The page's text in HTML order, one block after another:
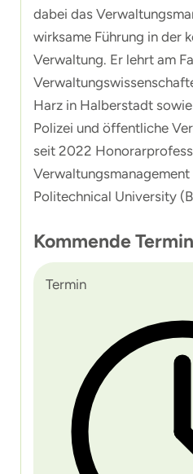
dabei das
wirksame Führung in der
Verwaltung. Er lehrt am
Harz in Halberstadt
Polizei und öffentliche
seit 2022
Verwaltungsmanagement
Politechnical University
Kommende
Termin